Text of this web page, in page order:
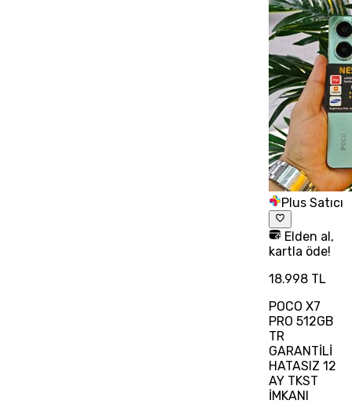
Plus Satıcı
Elden al,
kartla öde!
18.998 TL
POCO X7
PRO 512GB
TR
GARANTİLİ
HATASIZ 12
AY TKST
İMKANI